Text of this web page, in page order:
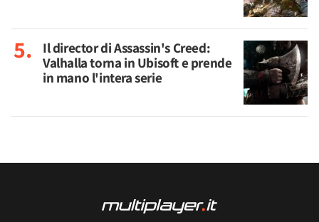
Il director di Assassin's Creed:
Valhalla torna in Ubisoft e prende
in mano l'intera serie